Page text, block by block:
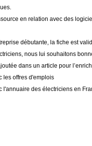
en relation avec des
débutante, la fiche est
nous lui souhaitons
dans un article pour
les offres d'emplois
l'annuaire des électriciens en